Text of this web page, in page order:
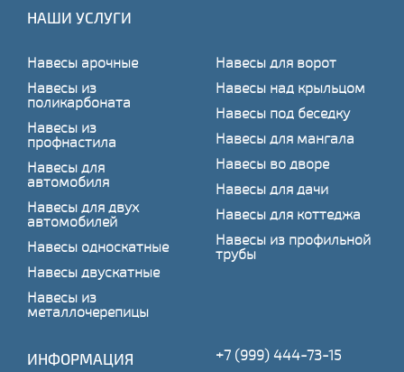
НАШИ УСЛУГИ
Навесы арочные
Навесы из
поликарбоната
Навесы из
профнастила
Навесы для
автомобиля
Навесы для двух
автомобилей
Навесы односкатные
Навесы двускатные
Навесы из
металлочерепицы
Навесы для ворот
Навесы над крыльцом
Навесы под беседку
Навесы для мангала
Навесы во дворе
Навесы для дачи
Навесы для коттеджа
Навесы из профильной
трубы
ИНФОРМАЦИЯ +7 (999) 444-73-15